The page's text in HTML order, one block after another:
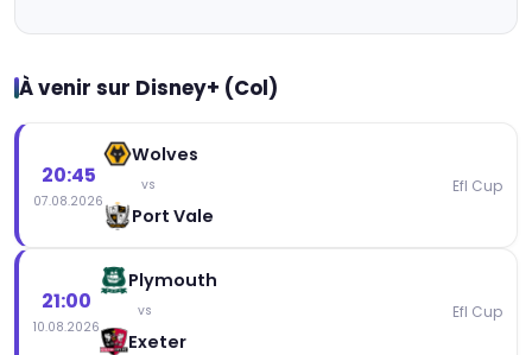
À venir sur Disney+ (Col)
20:45
07.08.2026
Wolves
vs
Port Vale
Efl Cup
21:00
10.08.2026
Plymouth
vs
Exeter
Efl Cup